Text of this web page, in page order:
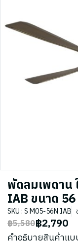
พัดลมเพดาน
IAB ขนาด
SKU : S M05-56N IAB
฿5,580฿2,790
คำอธิบายสินค้าแ